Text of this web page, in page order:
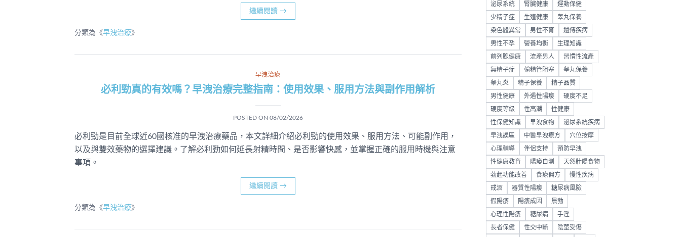
繼續閱讀 →
分類為《早洩治療》
早洩治療
必利勁真的有效嗎？早洩治療完整指南：使用效果、服用方法與副作用解析
POSTED ON 08/02/2026
必利勁是目前全球近60國核准的早洩治療藥品，本文詳細介紹必利勁的使用效果、服用方法、可能副作用，
以及與雙效藥物的選擇建議。了解必利勁如何延長射精時間、是否影響快感，並掌握正確的服用時機與注意
事項。
繼續閱讀 →
分類為《早洩治療》
泌尿系統 腎臟健康 運動保健
少精子症 生殖健康 睾丸保養
染色體異常 男性不育 遺傳疾病
男性不孕 營養均衡 生理知識
前列腺健康 流產男人 習慣性流產
無精子症 輸精管阻塞 睾丸保養
睾丸炎 精子保養 精子品質
男性健康 外遇性陽痿 硬度不足
硬度等級 性高潮 性健康
性保健知識 早洩食物 泌尿系統疾病
早洩誤區 中醫早洩療方 穴位按摩
心理輔導 伴侶支持 預防早洩
性健康教育 陽痿自測 天然壯陽食物
勃起功能改善 食療偏方 慢性疾病
戒酒 器質性陽痿 糖尿病風險
假陽痿 陽痿成因 晨勃
心理性陽痿 糖尿病 手淫
長者保健 性交中斷 陰莖受傷